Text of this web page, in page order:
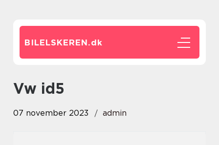
BILELSKEREN.dk
vw id5
07 november 2023 admin